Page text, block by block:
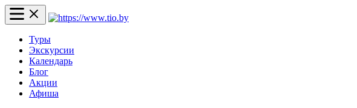
Туры
Экскурсии
Календарь
Блог
Акции
Афиша